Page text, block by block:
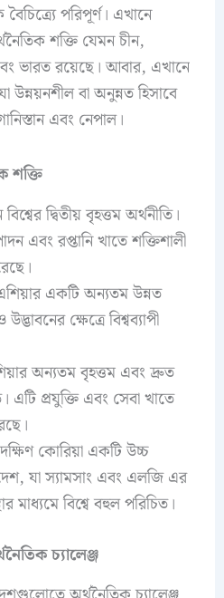
পরিপূর্ণ। এখানে
শক্তি যেমন চীন,
ভারত রয়েছে। আবার, এখানে
বা অনুন্নত হিসাবে
এবং নেপাল।
শক্তি
দ্বিতীয় বৃহত্তম অর্থনীতি।
এবং রপ্তানি খাতে শক্তিশালী
একটি অন্যতম উন্নত
ক্ষেত্রে বিশ্বব্যাপী
অন্যতম বৃহত্তম এবং দ্রুত
এটি প্রযুক্তি এবং সেবা খাতে
কোরিয়া একটি উচ্চ
দেশ, যা স্যামসাং এবং এলজি এর
মাধ্যমে বিশ্বে বহুল পরিচিত।
চ্যালেঞ্জ